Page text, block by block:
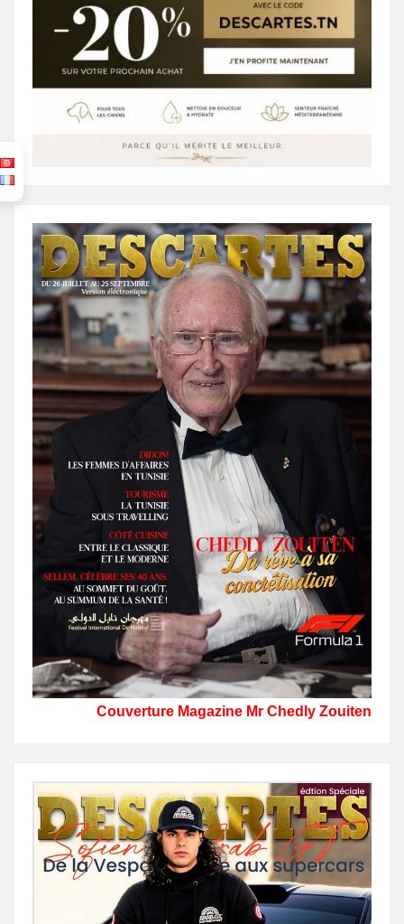
Couverture Magazine Mr Chedly Zouiten